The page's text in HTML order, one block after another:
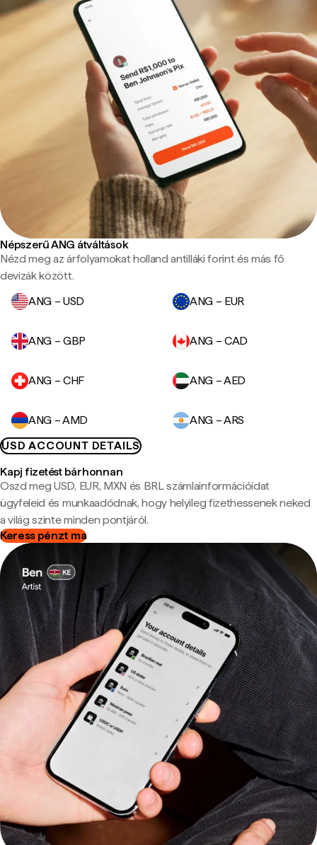
Népszerű ANG átváltások
Nézd meg az árfolyamokat holland antilláki forint és más fő
devizák között.
ANG – USD
ANG – EUR
ANG – GBP ANG – CAD
ANG – CHF ANG – AED
ANG – AMD
ANG – ARS
USD ACCOUNT DETAILS
Kapj fizetést bárhonnan
Oszd meg USD, EUR, MXN és BRL számlainformációidat
ügyfeleid és munkaadódnak, hogy helyileg fizethessenek neked
a világ szinte minden pontjáról.
Keress pénzt ma